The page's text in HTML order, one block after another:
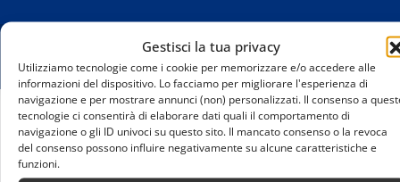
Gestisci la tua privacy
Utilizziamo tecnologie come i cookie per memorizzare e/o accedere alle
informazioni del dispositivo. Lo facciamo per migliorare l'esperienza di
navigazione e per mostrare annunci (non) personalizzati. Il consenso a
tecnologie ci consentirà di elaborare dati quali il comportamento di
navigazione o gli ID univoci su questo sito. Il mancato consenso o la revoca
del consenso possono influire negativamente su alcune caratteristiche e
funzioni.
Home
Milan Futuro: vittoria all’ultimo respiro contro il
Campobasso